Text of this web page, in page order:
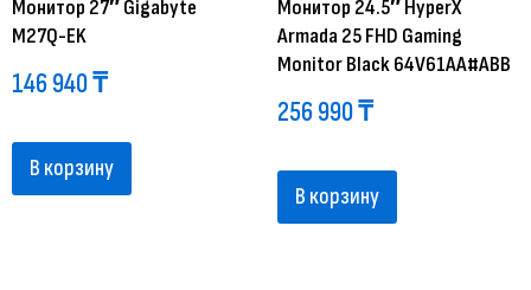
Монитор 27″ Gigabyte
M27Q-EK
146 940₸
В корзину
Монитор 24.5″ HyperX
Armada 25 FHD Gaming
Monitor Black 64V61AA#ABB
256 990₸
В корзину